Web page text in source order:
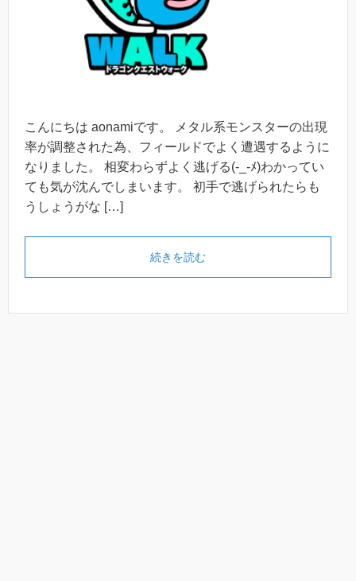
こんにちは aonamiです。 メタル系モンスターの出現
率が調整された為、フィールドでよく遭遇するように
なりました。 相変わらずよく逃げる(-_-ﾒ)わかってい
ても気が沈んでしまいます。 初手で逃げられたらも
うしょうがな […]
続きを読む